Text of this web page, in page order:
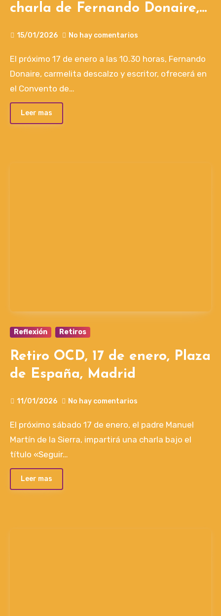
charla de Fernando Donaire,
15/01/2026 No hay comentarios
El próximo 17 de enero a las 10.30 horas, Fernando
Donaire, carmelita descalzo y escritor, ofrecerá en
el Convento de…
Leer mas
Reflexión Retiros
Retiro OCD, 17 de enero, Plaza
de España, Madrid
11/01/2026 No hay comentarios
El próximo sábado 17 de enero, el padre Manuel
Martín de la Sierra, impartirá una charla bajo el
título «Seguir…
Leer mas